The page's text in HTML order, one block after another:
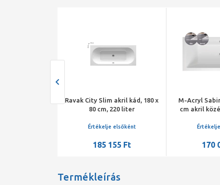
Ravak City Slim akril kád, 180 x
80 cm, 220 liter
Értékelje elsőként
185 155 Ft
M-Acryl
cm akril
170
Termékleírás